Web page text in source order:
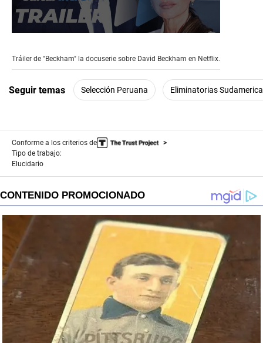
of
seconds
Tráiler de "Beckham" la docuserie sobre David Beckham en Netflix.
Seguir temas Selección Peruana Eliminatorias
Conforme a los criterios de
Tipo de trabajo:
Elucidario